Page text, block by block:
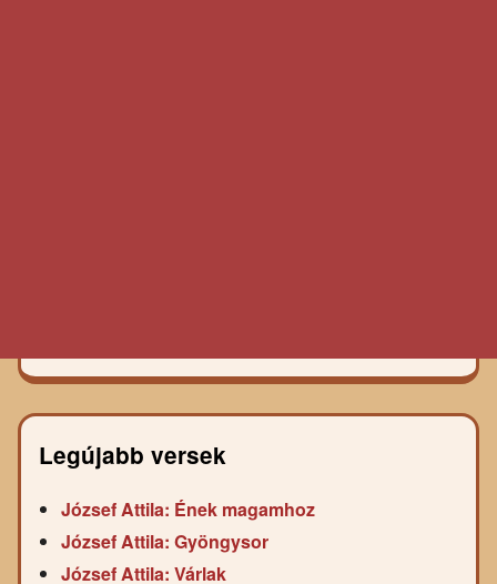
Legújabb versek
József Attila: Ének magamhoz
József Attila: Gyöngysor
József Attila: Várlak